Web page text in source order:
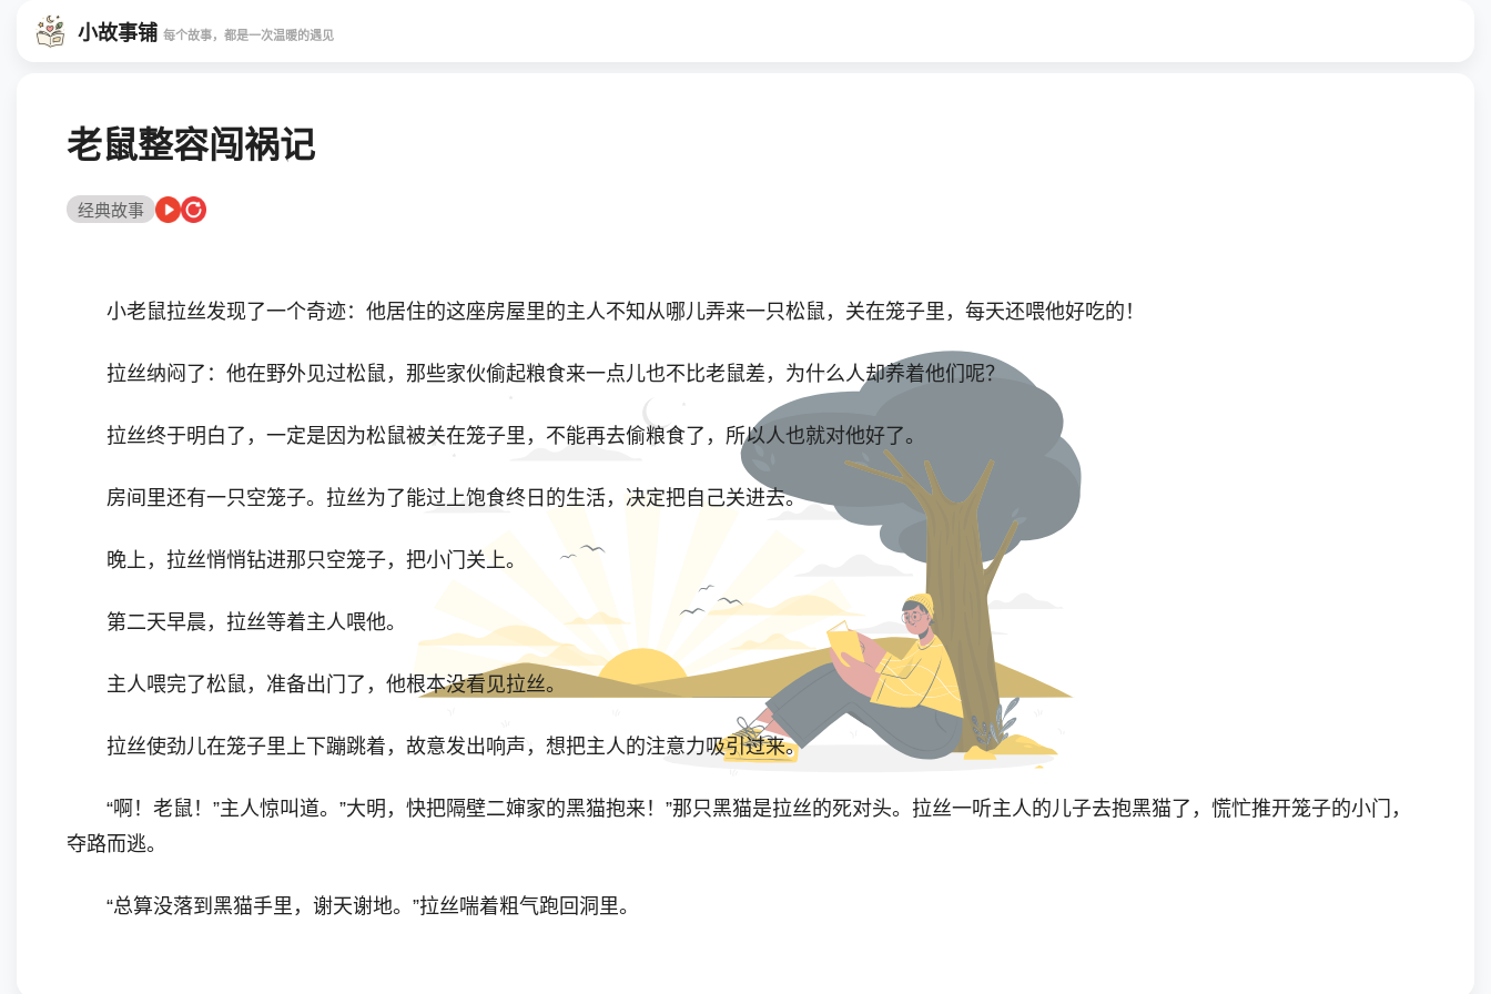
小故事铺 每个故事，都是一次温暖的遇见
老鼠整容闯祸记
经典故事
小老鼠拉丝发现了一个奇迹：他居住的这座房屋里的主人不知从哪儿弄来一只松鼠，关在笼子里，每天还喂他好吃的！
拉丝纳闷了：他在野外见过松鼠，那些家伙偷起粮食来一点儿也不比老鼠差，为什么人却养着他们呢？
拉丝终于明白了，一定是因为松鼠被关在笼子里，不能再去偷粮食了，所以人也就对他好了。
房间里还有一只空笼子。拉丝为了能过上饱食终日的生活，决定把自己关进去。
晚上，拉丝悄悄钻进那只空笼子，把小门关上。
第二天早晨，拉丝等着主人喂他。
主人喂完了松鼠，准备出门了，他根本没看见拉丝。
拉丝使劲儿在笼子里上下蹦跳着，故意发出响声，想把主人的注意力吸引过来。
“啊！老鼠！”主人惊叫道。”大明，快把隔壁二婶家的黑猫抱来！”那只黑猫是拉丝的死对头。拉丝一听主人的儿子去抱黑猫了，慌忙推开笼子的小门，
夺路而逃。
“总算没落到黑猫手里，谢天谢地。”拉丝喘着粗气跑回洞里。